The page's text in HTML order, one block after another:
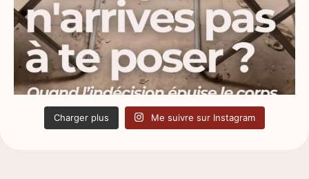
Charger plus Me suivre sur Instagram